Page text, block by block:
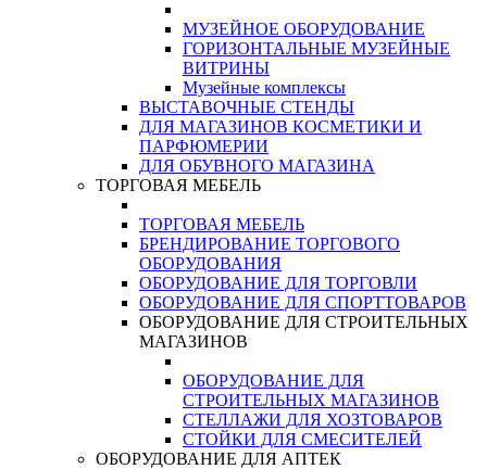
МУЗЕЙНОЕ ОБОРУДОВАНИЕ
ГОРИЗОНТАЛЬНЫЕ МУЗЕЙНЫЕ
ВИТРИНЫ
Музейные комплексы
ВЫСТАВОЧНЫЕ СТЕНДЫ
ДЛЯ МАГАЗИНОВ КОСМЕТИКИ И
ПАРФЮМЕРИИ
ДЛЯ ОБУВНОГО МАГАЗИНА
ТОРГОВАЯ МЕБЕЛЬ
ТОРГОВАЯ МЕБЕЛЬ
БРЕНДИРОВАНИЕ ТОРГОВОГО
ОБОРУДОВАНИЯ
ОБОРУДОВАНИЕ ДЛЯ ТОРГОВЛИ
ОБОРУДОВАНИЕ ДЛЯ СПОРТТОВАРОВ
ОБОРУДОВАНИЕ ДЛЯ СТРОИТЕЛЬНЫХ
МАГАЗИНОВ
ОБОРУДОВАНИЕ ДЛЯ
СТРОИТЕЛЬНЫХ МАГАЗИНОВ
СТЕЛЛАЖИ ДЛЯ ХОЗТОВАРОВ
СТОЙКИ ДЛЯ СМЕСИТЕЛЕЙ
ОБОРУДОВАНИЕ ДЛЯ АПТЕК